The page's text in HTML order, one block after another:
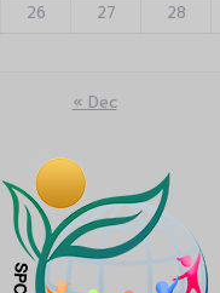
26 27 28
« Dec